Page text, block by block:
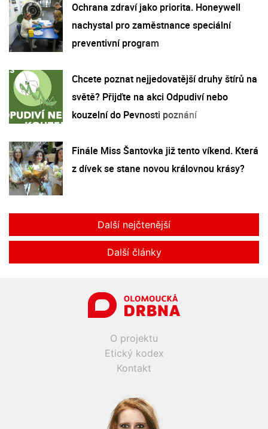
Ochrana zdraví jako priorita. Honeywell
nachystal pro zaměstnance speciální
preventivní program
Chcete poznat nejjedovatější druhy štírů na
světě? Přijďte na akci Odpudiví nebo
kouzelní do Pevnosti poznání
Finále Miss Šantovka již tento víkend. Která
z dívek se stane novou královnou krásy?
Další nejčtenější
Další články
O projektu
Etický kodex
Kontakt